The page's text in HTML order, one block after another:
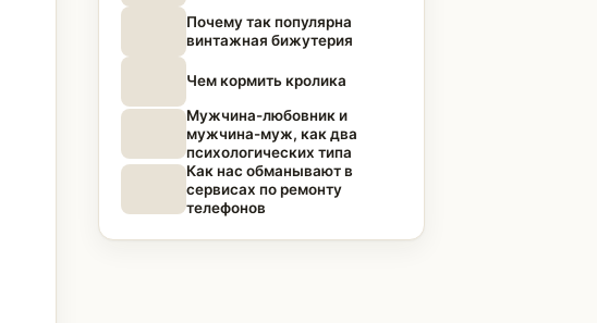
Почему так популярна
винтажная бижутерия
Чем кормить кролика
Мужчина-любовник и
мужчина-муж, как два
психологических типа
Как нас обманывают в
сервисах по ремонту
телефонов